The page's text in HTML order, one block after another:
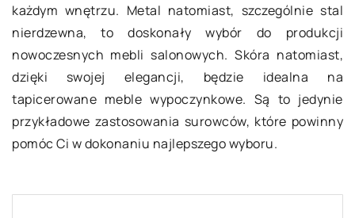
każdym wnętrzu. Metal natomiast, szczególnie stal
nierdzewna, to doskonały wybór do produkcji
nowoczesnych mebli salonowych. Skóra natomiast,
dzięki swojej elegancji, będzie idealna na
tapicerowane meble wypoczynkowe. Są to jedynie
przykładowe zastosowania surowców, które powinny
pomóc Ci w dokonaniu najlepszego wyboru.